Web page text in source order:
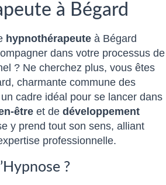
à Bégard
hypnothérapeute à Bégard
dans votre processus de
? Ne cherchez plus, vous êtes
charmante commune des
cadre idéal pour se lancer dans
être et de développement
y prend tout son sens, alliant
professionnelle.
?